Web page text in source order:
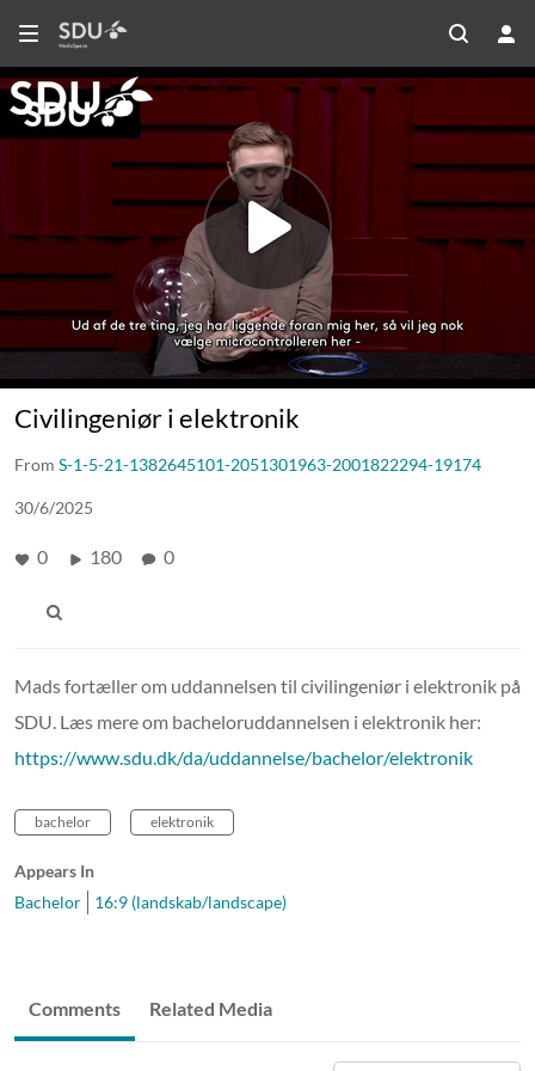
Civilingeniør i elektronik
From S-1-5-21-1382645101-2051301963-2001822294-19174
30/6/2025
0 180 0
Mads fortæller om uddannelsen til civilingeniør i elektronik på
SDU. Læs mere om bacheloruddannelsen i elektronik her:
https://www.sdu.dk/da/uddannelse/bachelor/elektronik
bachelor elektronik
Appears In
Bachelor
16:9 (landskab/landscape)
Comments Related Media